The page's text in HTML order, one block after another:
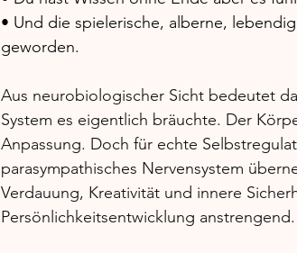
• Und die spielerische, alberne,
geworden.
Aus neurobiologischer Sicht bedeutet
System es eigentlich bräuchte. Der
Anpassung. Doch für echte
parasympathisches Nervensystem
Verdauung, Kreativität und innere
Persönlichkeitsentwicklung anstrengend.